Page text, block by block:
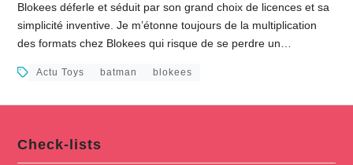
Blokees déferle et séduit par son grand choix de licences et sa
simplicité inventive. Je m’étonne toujours de la multiplication
des formats chez Blokees qui risque de se perdre un…
Actu Toys batman blokees
Check-lists